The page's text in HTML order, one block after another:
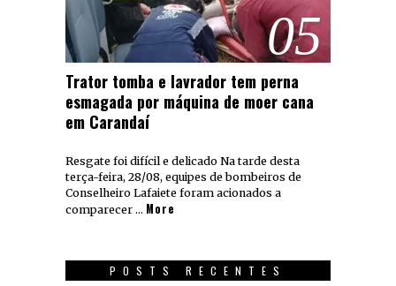
05
Trator tomba e lavrador tem perna
esmagada por máquina de moer cana
em Carandaí
Resgate foi difícil e delicado Na tarde desta
terça-feira, 28/08, equipes de bombeiros de
Conselheiro Lafaiete foram acionados a
comparecer … More
POSTS RECENTES